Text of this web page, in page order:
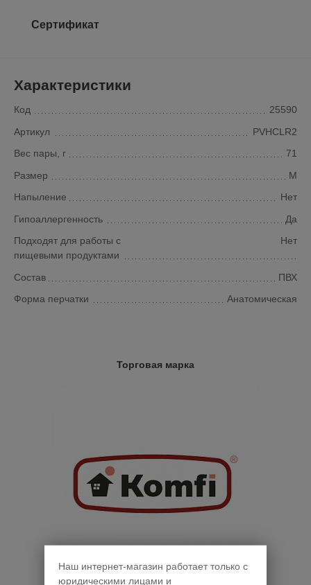
Сертификат
Характеристики
Код
25590
Артикул
PVHCLR2
Вес пары, г
71
Размер
M
Напыление
Нет
Гипоаллергенность
Да
Подходят для работы с
пищевыми продуктами
Нет
Состав
ПВХ
Форма перчатки
Анатомическая
Торговая марка
Наш интернет-магазин работает только с
юридическими лицами и